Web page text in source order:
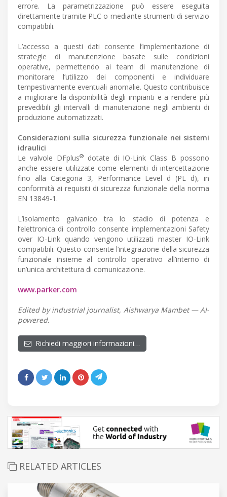
errore. La parametrizzazione può essere eseguita
direttamente tramite PLC o mediante strumenti di servizio
compatibili.
L’accesso a questi dati consente l’implementazione di
strategie di manutenzione basate sulle condizioni
operative, permettendo ai team di manutenzione di
monitorare l’utilizzo dei componenti e individuare
tempestivamente eventuali anomalie. Questo contribuisce
a migliorare la disponibilità degli impianti e a rendere più
prevedibili gli intervalli di manutenzione negli ambienti di
produzione automatizzati.
Considerazioni sulla sicurezza funzionale nei sistemi
idraulici
Le valvole DFplus®dotate di IO-Link Class B possono
anche essere utilizzate come elementi di intercettazione
fino alla Categoria 3, Performance Level d (PL d), in
conformità ai requisiti di sicurezza funzionale della norma
EN 13849-1.
L’isolamento galvanico tra lo stadio di potenza e
l’elettronica di controllo consente implementazioni Safety
over IO-Link quando vengono utilizzati master IO-Link
compatibili. Questo consente l’integrazione della sicurezza
funzionale insieme al controllo operativo all’interno di
un’unica architettura di comunicazione.
www.parker.com
Edited by industrial journalist, Aishwarya Mambet — AI-
powered.
Richiedi maggiori informazioni…
RELATED ARTICLES